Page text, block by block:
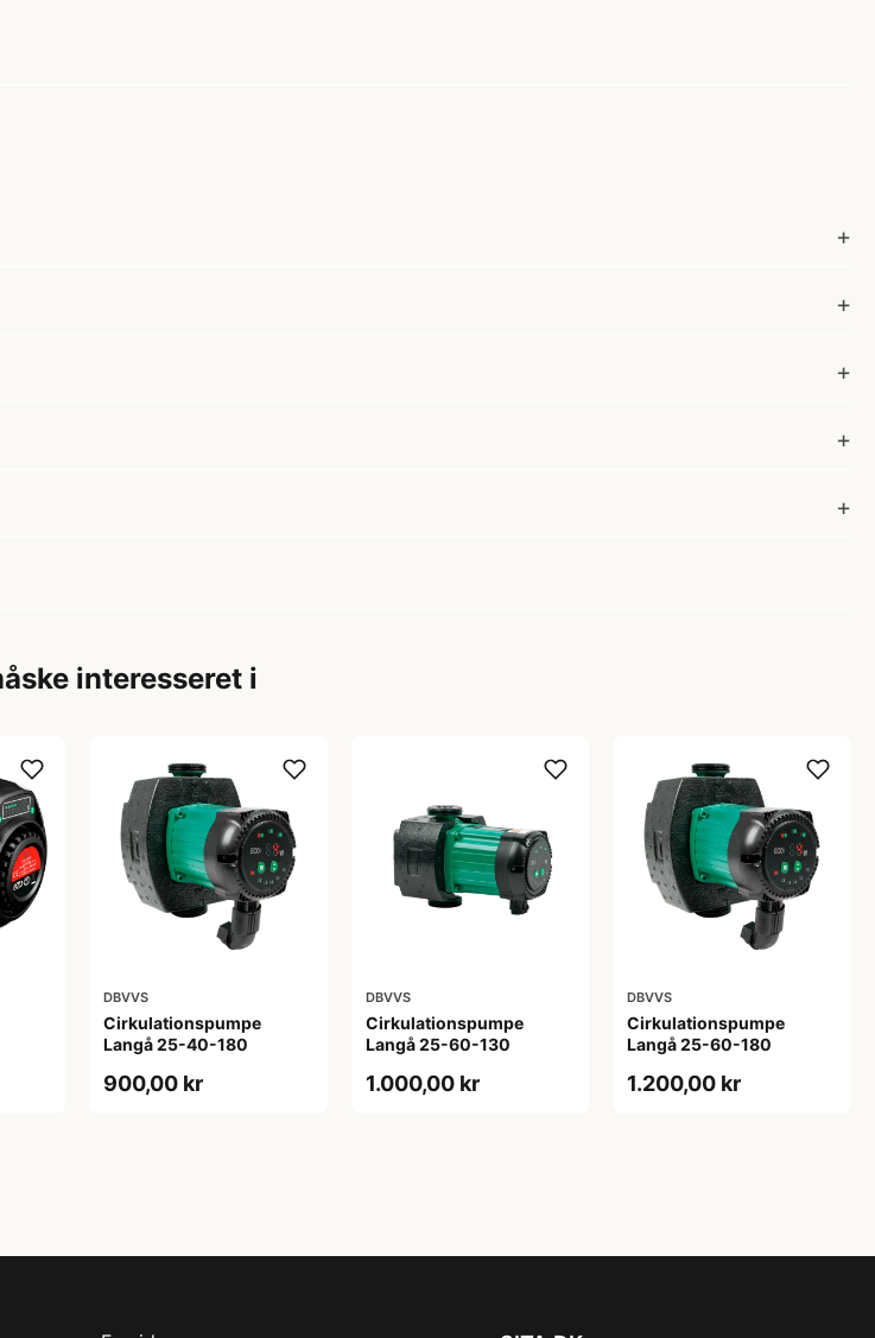
interesseret i
DBVVS
Cirkulationspumpe
Langå 25-40-180
900,00 kr
DBVVS
Cirkulationspumpe
Langå 25-60-130
1.000,00 kr
DBVVS
Cirkulationspumpe
Langå 25-60-180
1.200,00 kr